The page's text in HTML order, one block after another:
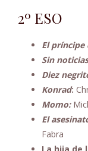
2º ESO
El príncipe
Sin
Diez
Konrad:
Momo:
El
Fabra